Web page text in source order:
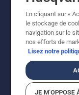
© Husqvarna
indiqués sont
indiqués sont
incluse), sauf si
Politique
En cliquant sur «
le stockage de
navigation sur le
nos efforts de
Lisez notre
JE M’OPPOSE